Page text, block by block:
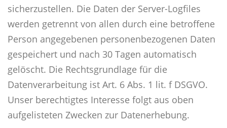
sicherzustellen. Die Daten der Server-Logfiles
werden getrennt von allen durch eine betroffene
Person angegebenen personenbezogenen Daten
gespeichert und nach 30 Tagen automatisch
gelöscht. Die Rechtsgrundlage für die
Datenverarbeitung ist Art. 6 Abs. 1 lit. f DSGVO.
Unser berechtigtes Interesse folgt aus oben
aufgelisteten Zwecken zur Datenerhebung.